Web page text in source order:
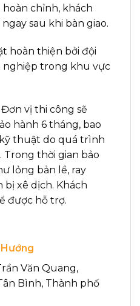
hoàn chỉnh, khách
sau khi bàn giao.
hoàn thiện bởi đội
trong khu vực
Đơn vị thi công sẽ
hành 6 tháng, bao
thuật do quá trình
Trong thời gian bảo
lỏng bản lề, ray
xê dịch. Khách
được hỗ trợ.
Văn Quang,
Bình, Thành phố